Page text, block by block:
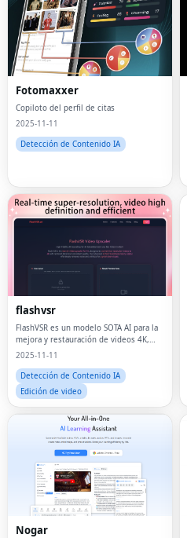
Fotomaxxer
Copiloto del perfil de citas
2025-11-11
Detección de Contenido IA
flashvsr
FlashVSR es un modelo SOTA AI para la
mejora y restauración de videos 4K,
que transforma cualquier metraje en
tiempo real.
2025-11-11
Detección de Contenido IA
Edición de video
Nogar